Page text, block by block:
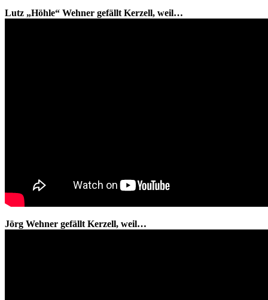
Lutz „Höhle“ Wehner gefällt Kerzell, weil…
Jörg Wehner gefällt Kerzell, weil…